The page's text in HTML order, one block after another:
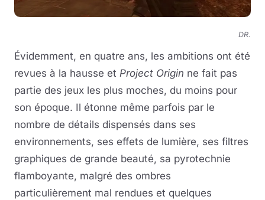
DR.
Évidemment, en quatre ans, les ambitions ont été
revues à la hausse et Project Origin ne fait pas
partie des jeux les plus moches, du moins pour
son époque. Il étonne même parfois par le
nombre de détails dispensés dans ses
environnements, ses effets de lumière, ses filtres
graphiques de grande beauté, sa pyrotechnie
flamboyante, malgré des ombres
particulièrement mal rendues et quelques